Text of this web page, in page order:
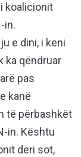
koalicionit
in.
e dini, i keni
ka qëndruar
pas
kanë
të përbashkët
in. Kështu
deri sot,